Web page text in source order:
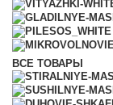
ВСЕ ТОВАРЫ